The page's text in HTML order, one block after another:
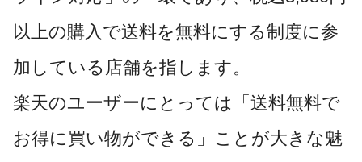
以上の購入で送料を無料にする制度に参
加している店舗を指します。
楽天のユーザーにとっては「送料無料で
お得に買い物ができる」ことが大きな魅